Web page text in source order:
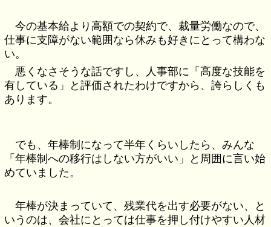
今の基本給より高額での契約で、裁量労働なので、
仕事に支障がない範囲なら休みも好きにとって構わな
い。
悪くなさそうな話ですし、人事部に「高度な技能を
有している」と評価されたわけですから、誇らしくも
あります。
でも、年棒制になって半年くらいしたら、みんな
「年棒制への移行はしない方がいい」と周囲に言い始
めていました。
年棒が決まっていて、残業代を出す必要がない、と
いうのは、会社にとっては仕事を押し付けやすい人材